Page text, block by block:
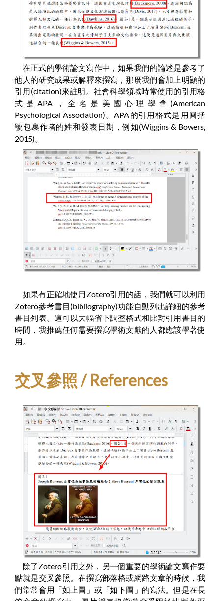
在正式的學術論文寫作中，如果我們的論述是參考了
他人的研究成果或解釋來撰寫，那麼我們會加上明顯的
引用(citation)來註明。社會科學領域時常使用的引用格
式是APA，全名是美國心理學會(American
Psychological Association)。APA的引用格式是用圓括
號包裹作者的姓和發表日期，例如(Wiggins & Bowers,
2015)。
如果有正確地使用Zotero引用的話，我們就可以利用
Zotero參考書目(bibliography)功能自動列出詳細的參考
書目列表。這可以大幅省下調整格式和比對引用書目的
時間，我推薦任何需要撰寫學術文獻的人都應該學著使
用。
交叉參照 / References
除了Zotero引用之外，另一個重要的學術論文寫作要
點就是交叉參照。在撰寫部落格或網路文章的時候，我
們常常會用「如上圖」或「如下圖」的寫法。但是在長